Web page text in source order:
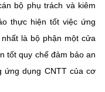
bộ phụ trách và kiêm
thực hiện tốt việc ứng
là bộ phận một cửa
tốt quy chế đảm bảo an
ứng dụng CNTT của cơ